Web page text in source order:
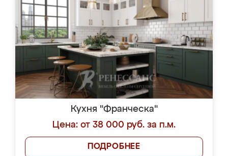
Кухня "Франческа"
Цена: от 38 000 руб. за п.м.
ПОДРОБНЕЕ